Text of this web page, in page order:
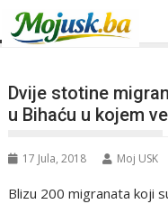
Dvije stotine
u Bihaću u kojem
17 Jula, 2018 Moj USK
Blizu 200 migranata koji